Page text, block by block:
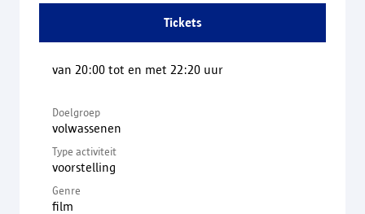
Tickets
van 20:00 tot en met 22:20 uur
Doelgroep
volwassenen
Type activiteit
voorstelling
Genre
film